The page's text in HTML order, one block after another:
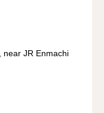
near JR Enmachi